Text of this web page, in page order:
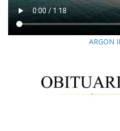
ARGON